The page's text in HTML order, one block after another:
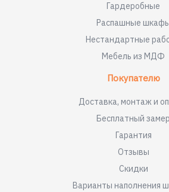
Гардеробные
Распашные
Нестандартные
Мебель из МДФ
Покупателю
Доставка, монтаж и
Бесплатный замер
Гарантия
Отзывы
Скидки
Варианты наполнения